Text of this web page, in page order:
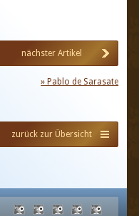
nächster Artikel
» Pablo de Sarasate
zurück zur Übersicht